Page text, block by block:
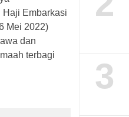
Haji Embarkasi
Mei 2022)
dan
terbagi
3